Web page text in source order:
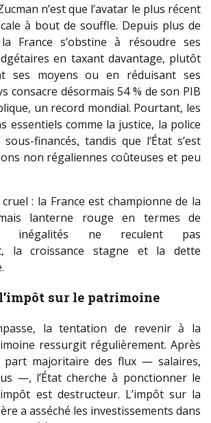
n’est que l’avatar le plus récent
à bout de souffle. Depuis plus de
France s’obstine à résoudre ses
en taxant davantage, plutôt
ses moyens ou en réduisant ses
consacre désormais 54 % de son PIB
un record mondial. Pourtant, les
essentiels comme la justice, la police
financés, tandis que l’État s’est
non régaliennes coûteuses et peu
: la France est championne de la
lanterne rouge en termes de
inégalités ne reculent pas
la croissance stagne et la dette
sur le patrimoine
la tentation de revenir à la
ressurgit régulièrement. Après
part majoritaire des flux — salaires,
—, l’État cherche à ponctionner le
est destructeur. L’impôt sur la
a asséché les investissements dans